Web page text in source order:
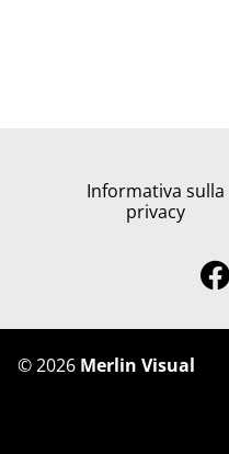
Informativa sulla
privacy
©2026 Merlin Visual